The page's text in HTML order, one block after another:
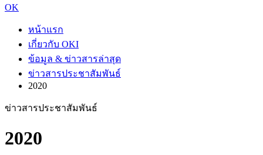
OK
หน้าแรก
เกี่ยวกับ OKI
ข้อมูล & ข่าวสารล่าสุด
ข่าวสารประชาสัมพันธ์
2020
ข่าวสารประชาสัมพันธ์
2020